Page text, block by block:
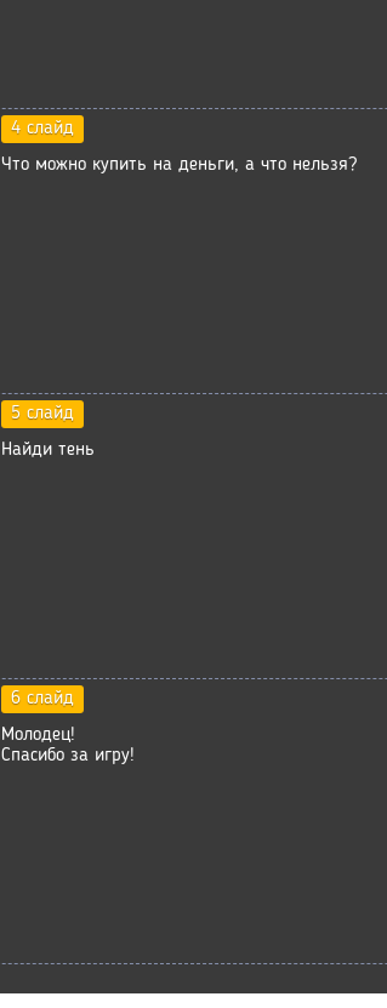
4 слайд
Что можно купить на деньги, а что нельзя?
5 слайд
Найди тень
6 слайд
Молодец!
Спасибо за игру!